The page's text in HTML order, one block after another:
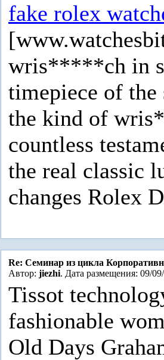
fake rolex
wris*****ch in
timepiece of the
the kind of
countless
the real classic
changes Rolex
Re: Cеминар из цикла
Автор: jiezhi. Дата размещения: 09/
Tissot
fashionable
Old Days